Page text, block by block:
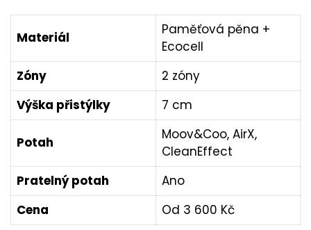
Materiál
Paměťová pěna +
Ecocell
Zóny
2 zóny
Výška přistýlky
7 cm
Potah
Moov&Coo, AirX,
CleanEffect
Pratelný potah
Ano
Cena
Od 3 600 Kč